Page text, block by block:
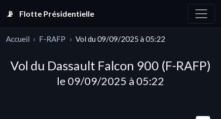
📡 Flotte Présidentielle
Accueil F-RAFP Vol du 09/09/2025 à 05:22
Vol du Dassault Falcon 900 (F-RAFP)
le 09/09/2025 à 05:22